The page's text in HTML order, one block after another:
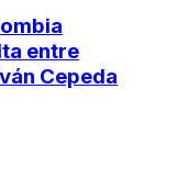
entre
Cepeda